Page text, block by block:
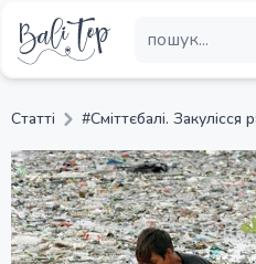
Статті #Сміттєбалі. Закулісся